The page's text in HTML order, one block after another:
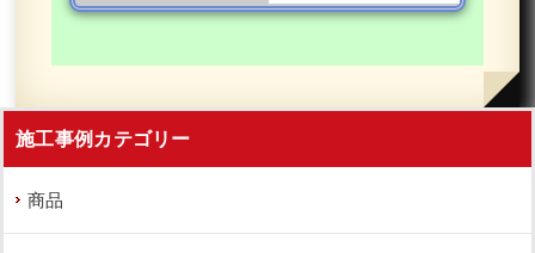
施工事例カテゴリー
商品